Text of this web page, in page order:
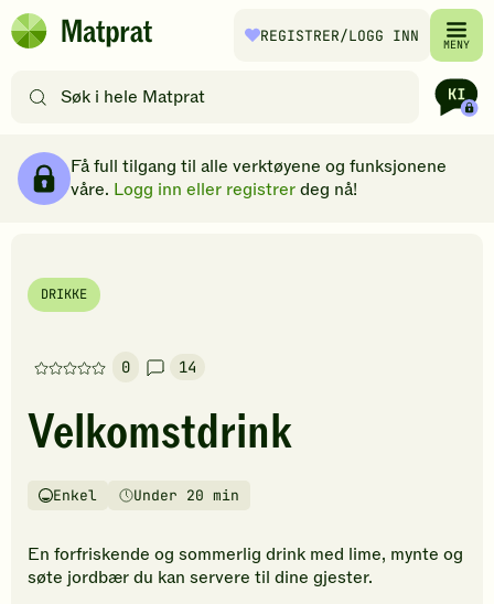
Hopp til hovedinnhold
Matprat
REGISTRER/LOGG INN MENY
etter
filtre
Få full tilgang til alle verktøyene og funksjonene
våre. Logg inn eller registrerdeg nå!
DRIKKE
0
Denne
har
foreløpig
vurderinger.
den
første
14
Velkomstdrink
Vanskelighetsgrad
Enkel
TilberedningstidUnder 20 min
En forfriskende og sommerlig drink med lime, mynte og
søte jordbær du kan servere til dine gjester.